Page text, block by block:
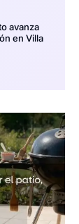
avanza
en Villa